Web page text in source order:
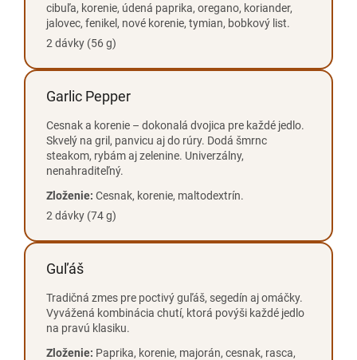
cibuľa, korenie, údená paprika, oregano, koriander,
jalovec, fenikel, nové korenie, tymian, bobkový list.
2 dávky (56 g)
Garlic Pepper
Cesnak a korenie – dokonalá dvojica pre každé jedlo.
Skvelý na gril, panvicu aj do rúry. Dodá šmrnc
steakom, rybám aj zelenine. Univerzálny,
nenahraditeľný.
Zloženie: Cesnak, korenie, maltodextrín.
2 dávky (74 g)
Guľáš
Tradičná zmes pre poctivý guľáš, segedín aj omáčky.
Vyvážená kombinácia chutí, ktorá povýši každé jedlo
na pravú klasiku.
Zloženie: Paprika, korenie, majorán, cesnak, rasca,